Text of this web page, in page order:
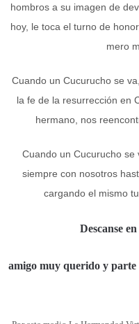
hombros a su imagen de
hoy, le toca el turno de
mero
Cuando un Cucurucho se
la fe de la resurrección en
hermano, nos
Cuando un Cucurucho
siempre con nosotros
cargando el mismo
Descanse
amigo muy querido y parte